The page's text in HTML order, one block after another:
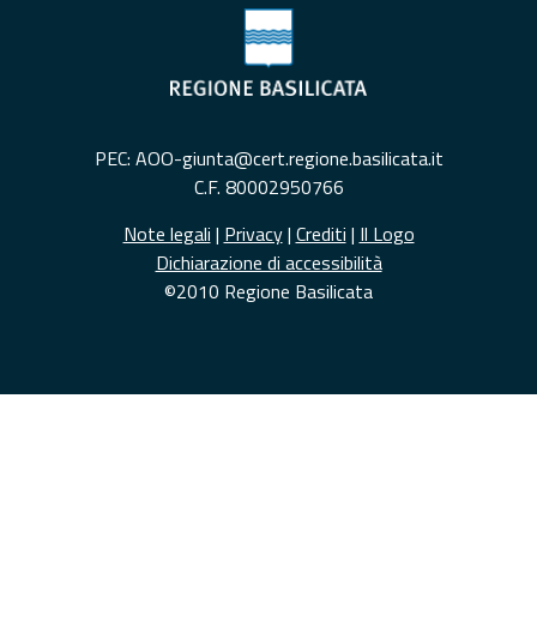
PEC: AOO-giunta@cert.regione.basilicata.it
C.F. 80002950766
Note legali | Privacy| Crediti | Il Logo
Dichiarazione di accessibilità
©2010 Regione Basilicata